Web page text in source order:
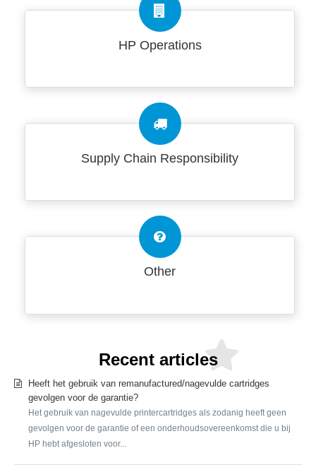
HP Operations
Supply Chain Responsibility
Other
Recent articles
Heeft het gebruik van remanufactured/nagevulde cartridges
gevolgen voor de garantie?
Het gebruik van nagevulde printercartridges als zodanig heeft geen
gevolgen voor de garantie of een onderhoudsovereenkomst die u bij
HP hebt afgesloten voor...